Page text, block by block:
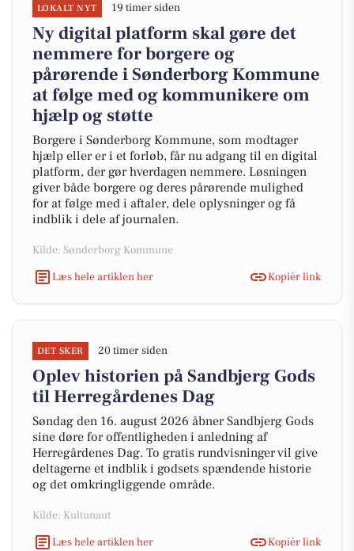
LOKALT NYT 19 timer siden
Ny digital platform skal gøre det
nemmere for borgere og
pårørende i Sønderborg Kommune
at følge med og kommunikere om
hjælp og støtte
Borgere i Sønderborg Kommune, som modtager
hjælp eller er i et forløb, får nu adgang til en digital
platform, der gør hverdagen nemmere. Løsningen
giver både borgere og deres pårørende mulighed
for at følge med i aftaler, dele oplysninger og få
indblik i dele af journalen.
Kilde: Sønderborg Kommune
Læs hele artiklen her
Kopiér link
DET SKER 20 timer siden
Oplev historien på Sandbjerg Gods
til Herregårdenes Dag
Søndag den 16. august 2026 åbner Sandbjerg Gods
sine døre for offentligheden i anledning af
Herregårdenes Dag. To gratis rundvisninger vil give
deltagerne et indblik i godsets spændende historie
og det omkringliggende område.
Kilde: Kultunaut
Læs hele artiklen her
Kopiér link